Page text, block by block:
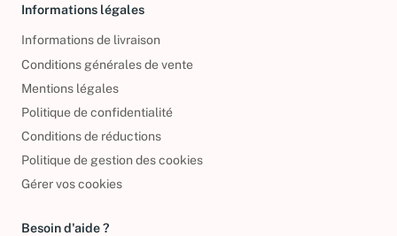
Informations légales
Informations de livraison
Conditions générales de vente
Mentions légales
Politique de confidentialité
Conditions de réductions
Politique de gestion des cookies
Gérer vos cookies
Besoin d'aide ?